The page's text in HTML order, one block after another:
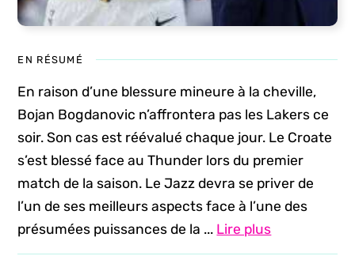
EN RÉSUMÉ
En raison d’une blessure mineure à la cheville,
Bojan Bogdanovic n’affrontera pas les Lakers ce
soir. Son cas est réévalué chaque jour. Le Croate
s’est blessé face au Thunder lors du premier
match de la saison. Le Jazz devra se priver de
l’un de ses meilleurs aspects face à l’une des
présumées puissances de la ... Lire plus